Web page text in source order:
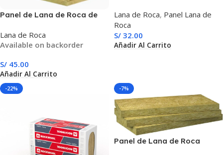
Panel de Lana de Roca de
Aislamiento Térmico y
Acústico (50mm)
Lana de Roca
Available on backorder
S/ 45.00
Añadir Al Carrito
kg/m³) Placa Rígida
1200x600mm para
Aislamiento Térmico,
Acústico y Protección
Lana de Roca, Panel Lana de
Roca
S/ 32.00
Añadir Al Carrito
-22% -7%
Panel de Lana de Roca